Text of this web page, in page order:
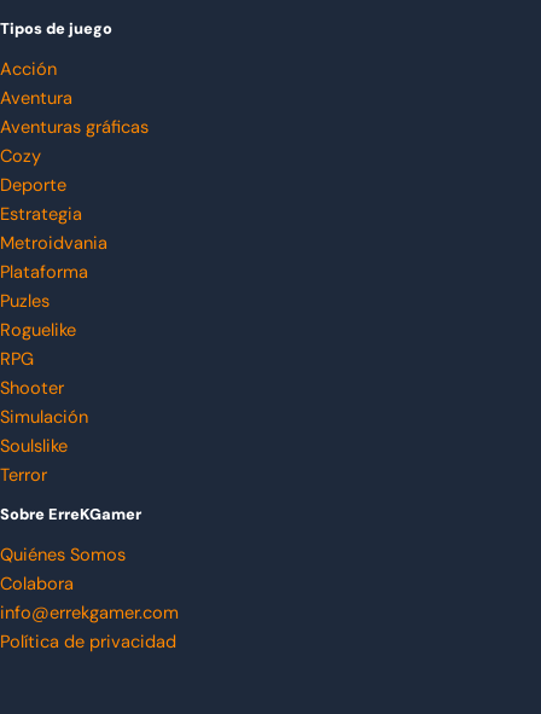
Tipos de juego
Acción
Aventura
Aventuras gráficas
Cozy
Deporte
Estrategia
Metroidvania
Plataforma
Puzles
Roguelike
RPG
Shooter
Simulación
Soulslike
Terror
Sobre ErreKGamer
Quiénes Somos
Colabora
info@errekgamer.com
Política de privacidad